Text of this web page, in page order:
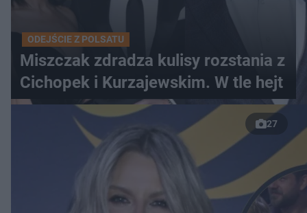
ODEJŚCIE Z POLSATU
Miszczak zdradza kulisy rozstania z
Cichopek i Kurzajewskim. W tle hejt
27